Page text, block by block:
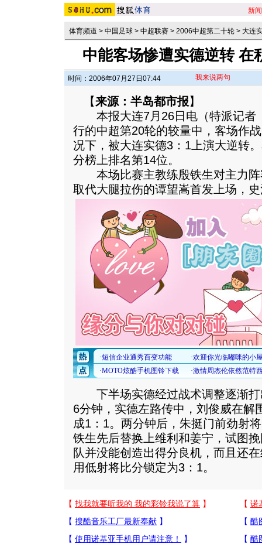
新闻
体育频道 > 中国足球 > 中超联赛 > 2006中超第二十轮 > 大连
中能客场惨遭实德逆转 在
时间：2006年07月27日07:44 我来说两句
【来源：半岛都市报】
本报大连7月26日电（特派记
行的中超第20轮的较量中，客场作
况下，被大连实德3：1上演大逆转
分榜上排名第14位。
本场比赛主教练殷铁生对主力阵
取代大腿拉伤的谭望嵩首发上场，
下半场实德经过战术调整逐渐打
6分钟，实德左路传中，刘俊威在解
成1：1。两分钟后，朱挺门前劲射
铁生先后替换上维利和姜宁，试图
队并没能创造出得分良机，而且还
用低射将比分锁定为3：1。